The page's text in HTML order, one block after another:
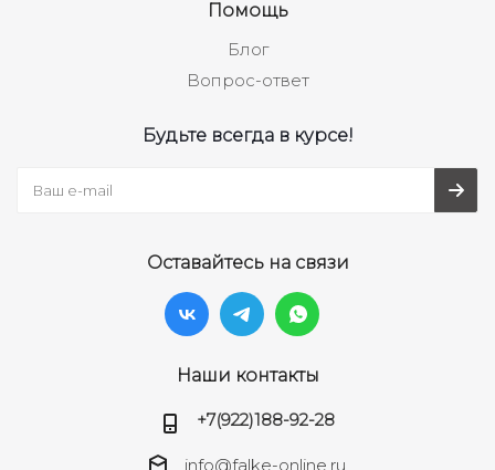
Помощь
Блог
Вопрос-ответ
Будьте всегда в курсе!
Оставайтесь на связи
Наши контакты
+7(922)188-92-28
info@falke-online.ru